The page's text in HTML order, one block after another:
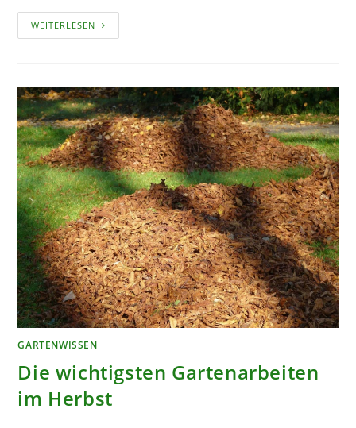
WEITERLESEN UNKRAUT
VERNICHTEN
GARTENWISSEN
Die wichtigsten Gartenarbeiten
im Herbst